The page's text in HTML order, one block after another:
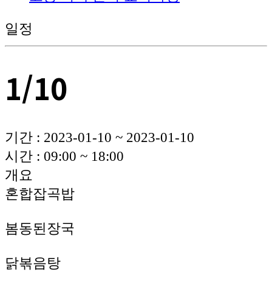
일정
1/10
기간 : 2023-01-10 ~ 2023-01-10
시간 : 09:00 ~ 18:00
개요
혼합잡곡밥
봄동된장국
닭볶음탕